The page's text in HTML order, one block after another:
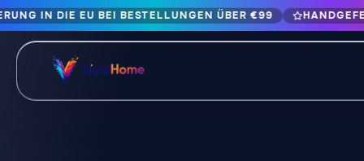
Kostenlose Lieferung in die EU bei Bestellungen über €99
Handgefertigt in Bulgarien · Lieferung in 1-7 Tagen EU-weit
12+ Jahre Handwerkskunst · Nur hochwertige Materialien
IN DIE EU BEI BESTELLUNGEN ÜBER €99